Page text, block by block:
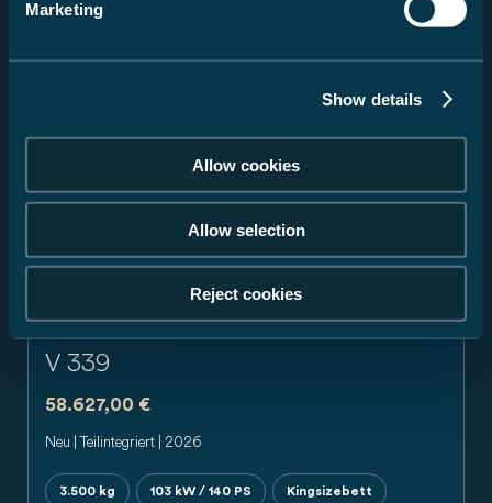
Marketing
Show details
Allow cookies
Allow selection
Reject cookies
Schaltgetriebe
19300 Kremmin
V 339
58.627,00 €
Neu | Teilintegriert | 2026
3.500 kg 103 kW / 140 PS Kingsizebett